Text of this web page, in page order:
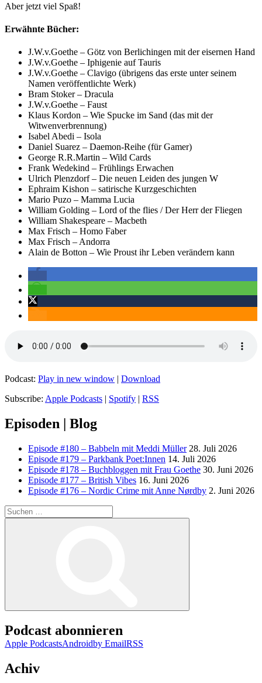
Aber jetzt viel Spaß!
Erwähnte Bücher:
J.W.v.Goethe – Götz von Berlichingen mit der eisernen Hand
J.W.v.Goethe – Iphigenie auf Tauris
J.W.v.Goethe – Clavigo (übrigens das erste unter seinem
Namen veröffentlichte Werk)
Bram Stoker – Dracula
J.W.v.Goethe – Faust
Klaus Kordon – Wie Spucke im Sand (das mit der
Witwenverbrennung)
Isabel Abedi – Isola
Daniel Suarez – Daemon-Reihe (für Gamer)
George R.R.Martin – Wild Cards
Frank Wedekind – Frühlings Erwachen
Ulrich Plenzdorf – Die neuen Leiden des jungen W
Ephraim Kishon – satirische Kurzgeschichten
Mario Puzo – Mamma Lucia
William Golding – Lord of the flies / Der Herr der Fliegen
William Shakespeare – Macbeth
Max Frisch – Homo Faber
Max Frisch – Andorra
Alain de Botton – Wie Proust ihr Leben verändern kann
Podcast: Play in new window | Download
Subscribe: Apple Podcasts | Spotify | RSS
Episoden | Blog
Episode #180 – Babbeln mit Meddi Müller 28. Juli 2026
Episode #179 – Parkbank Poet:Innen 14. Juli 2026
Episode #178 – Buchbloggen mit Frau Goethe 30. Juni 2026
Episode #177 – British Vibes 16. Juni 2026
Episode #176 – Nordic Crime mit Anne Nørdby 2. Juni 2026
Suchen
nach:
Podcast abonnieren
Apple PodcastsAndroidby EmailRSS
Achiv